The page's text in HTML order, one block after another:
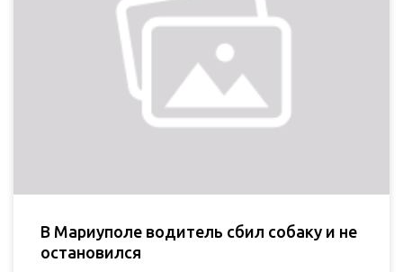
В Мариуполе водитель сбил собаку и не
остановился